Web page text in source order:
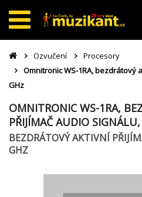
Ozvučení
Procesory
Omnitronic WS-1RA, bezdrátový
GHz
OMNITRONIC WS-1RA,
PŘIJÍMAČ AUDIO
BEZDRÁTOVÝ AKTIVNÍ
GHZ